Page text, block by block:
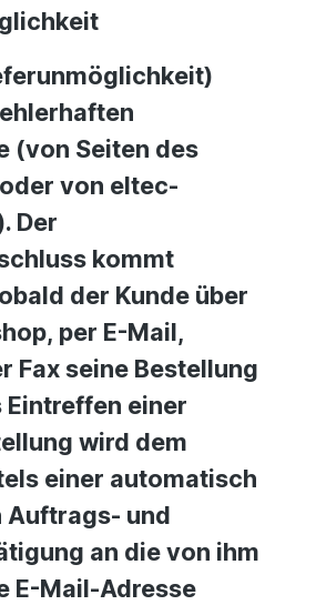
(von Seiten des
von eltec-
Der
kommt
der Kunde über
per E-Mail,
Fax seine Bestellung
Eintreffen einer
wird dem
einer automatisch
und
an die von ihm
E-Mail-Adresse